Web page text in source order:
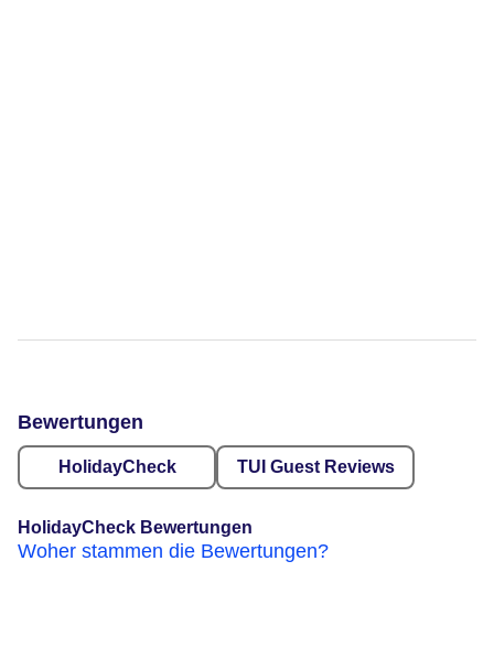
Bewertungen
HolidayCheck TUI Guest Reviews
HolidayCheck Bewertungen
Woher stammen die Bewertungen?